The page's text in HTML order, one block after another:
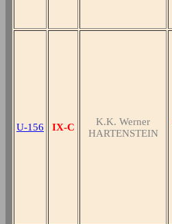
U-156 IX-C
K.K. Werner
HARTENSTEIN